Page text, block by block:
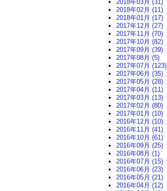
2018年03月 (31)
2018年02月 (11)
2018年01月 (17)
2017年12月 (27)
2017年11月 (70)
2017年10月 (82)
2017年09月 (39)
2017年08月 (5)
2017年07月 (123)
2017年06月 (35)
2017年05月 (28)
2017年04月 (11)
2017年03月 (13)
2017年02月 (80)
2017年01月 (10)
2016年12月 (10)
2016年11月 (41)
2016年10月 (61)
2016年09月 (25)
2016年08月 (1)
2016年07月 (15)
2016年06月 (23)
2016年05月 (21)
2016年04月 (12)